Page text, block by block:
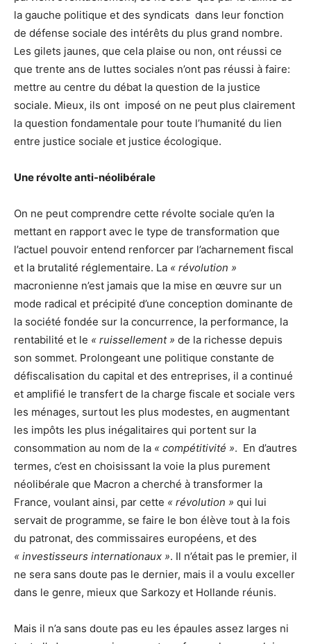
la gauche politique et des syndicats dans leur fonction
de défense sociale des intérêts du plus grand nombre.
Les gilets jaunes, que cela plaise ou non, ont réussi ce
que trente ans de luttes sociales n’ont pas réussi à faire:
mettre au centre du débat la question de la justice
sociale. Mieux, ils ont imposé on ne peut plus clairement
la question fondamentale pour toute l’humanité du lien
entre justice sociale et justice écologique.
Une révolte anti-néolibérale
On ne peut comprendre cette révolte sociale qu’en la
mettant en rapport avec le type de transformation que
l’actuel pouvoir entend renforcer par l’acharnement fiscal
et la brutalité réglementaire. La « révolution »
macronienne n’est jamais que la mise en œuvre sur un
mode radical et précipité d’une conception dominante de
la société fondée sur la concurrence, la performance, la
rentabilité et le « ruissellement » de la richesse depuis
son sommet. Prolongeant une politique constante de
défiscalisation du capital et des entreprises, il a continué
et amplifié le transfert de la charge fiscale et sociale vers
les ménages, surtout les plus modestes, en augmentant
les impôts les plus inégalitaires qui portent sur la
consommation au nom de la « compétitivité ». En d’autres
termes, c’est en choisissant la voie la plus purement
néolibérale que Macron a cherché à transformer la
France, voulant ainsi, par cette « révolution » qui lui
servait de programme, se faire le bon élève tout à la fois
du patronat, des commissaires européens, et des
« investisseurs internationaux ». Il n’était pas le premier, il
ne sera sans doute pas le dernier, mais il a voulu exceller
dans le genre, mieux que Sarkozy et Hollande réunis.
Mais il n’a sans doute pas eu les épaules assez larges ni